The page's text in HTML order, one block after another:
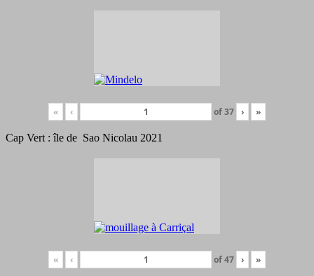
« ‹ of37 › »
Cap Vert : île de Sao Nicolau 2021
« ‹ of47 › »